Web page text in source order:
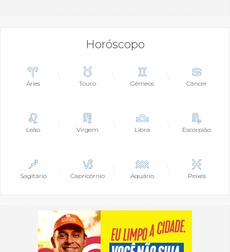
Horóscopo
Áries Touro Gêmeos Câncer
Leão Virgem Libra Escorpião
Sagitário Capricórnio Aquário Peixes